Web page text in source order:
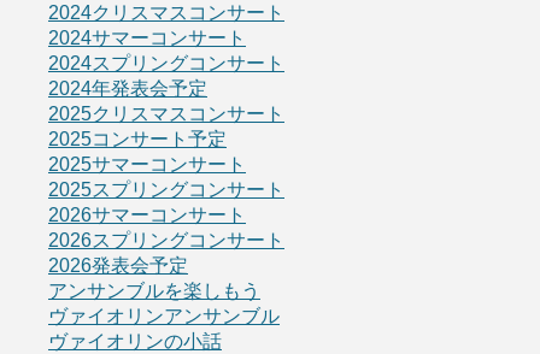
2024クリスマスコンサート
2024サマーコンサート
2024スプリングコンサート
2024年発表会予定
2025クリスマスコンサート
2025コンサート予定
2025サマーコンサート
2025スプリングコンサート
2026サマーコンサート
2026スプリングコンサート
2026発表会予定
アンサンブルを楽しもう
ヴァイオリンアンサンブル
ヴァイオリンの小話